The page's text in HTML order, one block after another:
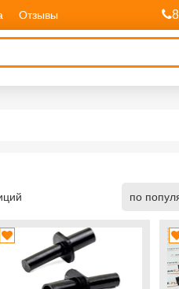
Отзывы
по